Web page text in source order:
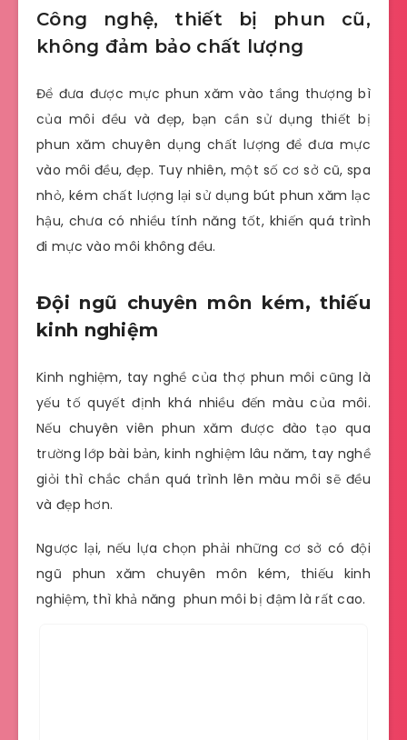
Công nghệ, thiết bị phun cũ,
không đảm bảo chất lượng
Để đưa được mực phun xăm vào tầng thượng bì
của môi đều và đẹp, bạn cần sử dụng thiết bị
phun xăm chuyên dụng chất lượng để đưa mực
vào môi đều, đẹp. Tuy nhiên, một số cơ sở cũ, spa
nhỏ, kém chất lượng lại sử dụng bút phun xăm lạc
hậu, chưa có nhiều tính năng tốt, khiến quá trình
đi mực vào môi không đều.
Đội ngũ chuyên môn kém, thiếu
kinh nghiệm
Kinh nghiệm, tay nghề của thợ phun môi cũng là
yếu tố quyết định khá nhiều đến màu của môi.
Nếu chuyên viên phun xăm được đào tạo qua
trường lớp bài bản, kinh nghiệm lâu năm, tay nghề
giỏi thì chắc chắn quá trình lên màu môi sẽ đều
và đẹp hơn.
Ngược lại, nếu lựa chọn phải những cơ sở có đội
ngũ phun xăm chuyên môn kém, thiếu kinh
nghiệm, thì khả năng phun môi bị đậm là rất cao.